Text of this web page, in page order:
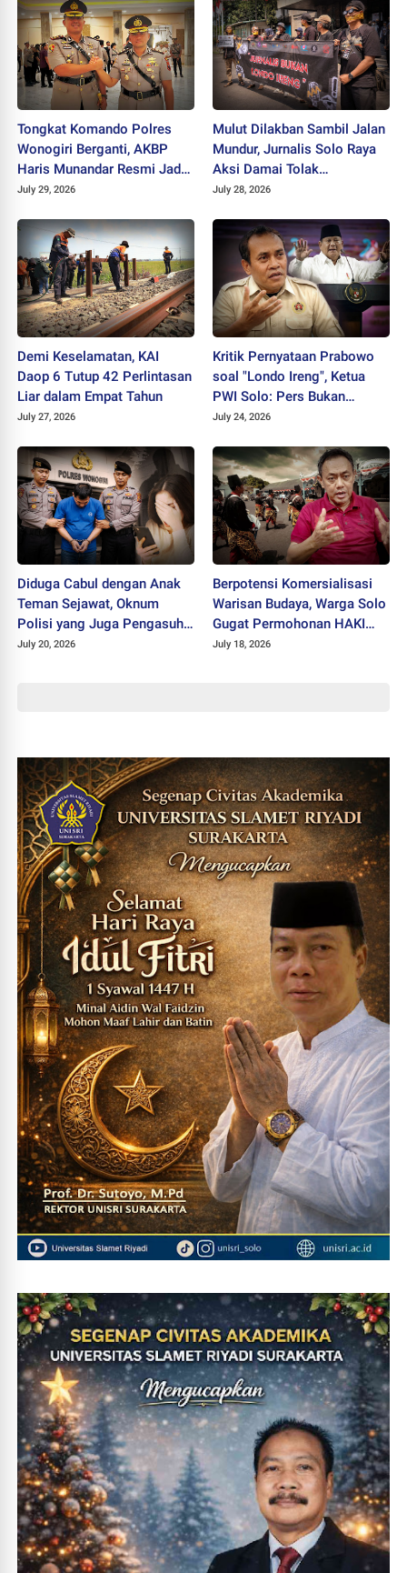
Tongkat Komando Polres
Wonogiri Berganti, AKBP
Haris Munandar Resmi Jadi
Kapolres Baru
July 29, 2026
Mulut Dilakban Sambil Jalan
Mundur, Jurnalis Solo Raya
Aksi Damai Tolak
Stigmatisasi "Londo Ireng"
July 28, 2026
Demi Keselamatan, KAI
Daop 6 Tutup 42 Perlintasan
Liar dalam Empat Tahun
July 27, 2026
Kritik Pernyataan Prabowo
soal "Londo Ireng", Ketua
PWI Solo: Pers Bukan
Musuh Pemerintah
July 24, 2026
Diduga Cabul dengan Anak
Teman Sejawat, Oknum
Polisi yang Juga Pengasuh
Ponpes Ditahan Polres
July 20, 2026
Berpotensi Komersialisasi
Warisan Budaya, Warga Solo
Gugat Permohonan HAKI
"SISKS Pakubuwono XIV"
July 18, 2026